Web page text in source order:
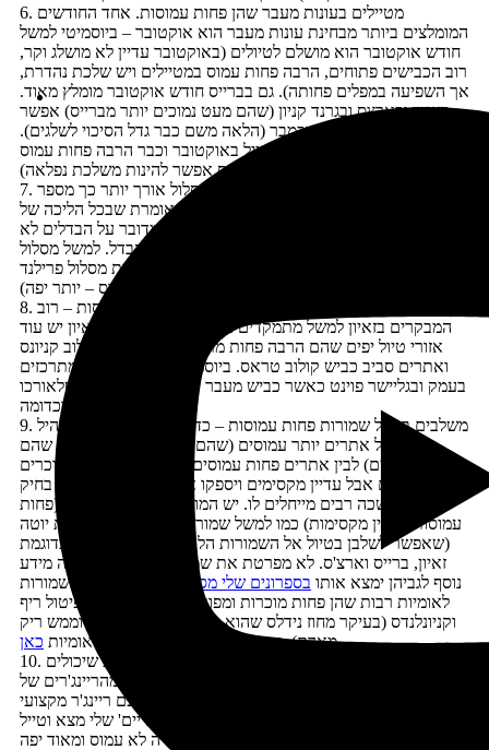
6. מטיילים בעונות מעבר שהן פחות עמוסות. אחד החודשים
המומלצים ביותר מבחינת עונות מעבר הוא אוקטובר – ביוסמיטי למשל
חודש אוקטובר הוא מושלם לטיולים (באוקטובר עדיין לא מושלג וקר,
רוב הכבישים פתוחים, הרבה פחות עמוס במטיילים ויש שלכת נהדרת,
אך השפיעה במפלים פחותה). גם בברייס חודש אוקטובר מומלץ מאוד.
בזאיון ובארצס ובגרנד קניון (שהם מעט נמוכים יותר מברייס) אפשר
אפילו לטייל בתחילת נובמבר (הלאה משם כבר גדל הסיכוי לשלגים).
גם באקדיה עדיין אפשר לטייל באוקטובר וכבר הרבה פחות עמוס
(פלוס כבונוס אפשר להינות משלכת נפלאה)
7. יוצאים למסלול ארוכים ברגל – כככל המסלול אורך יותר כך מספר
המטיילים שמטיילים בו מועט יותר. אני תמיד אומרת שבכל הליכה של
ק"מ משאירים 90% מהאנשים מאחור. לפעמים מדובר על הבדלים לא
גדולים באורך המסלול שיכולים לעשות את כל ההבדל. למשל מסלול
נוואחו-קווינס גרדן בברייס שהוא עמוס מאוד לעומת מסלול פרילנד
שהוא כמעט ריק מאדם (וגם כבונוס – יותר יפה)
8. מבקרים באזורים הפחות מתויירים של השמורות העמוסות – רוב
המבקרים בזאיון למשל מתמקדים בקניון של זאיון אבל לזאיון יש עוד
אזורי טיול יפים שהם הרבה פחות מתוירים כמו למשל קולוב קניונס
ואתרים סביב כביש קולוב טראס. ביוסמיטי רוב המטיילים מתרכזים
בעמק ובגליישר פוינט כאשר כביש מעבר טיוגה ואתרי הטיול שלאורכו
הרבה פחות עמוסים וכדומה
9. משלבים בטיול שמורות פחות עמוסות – כדי שבכל זאת יהיה תמהיל
נכון של אתרים יותר עמוסים (שהם חובה מבחינת הנופים שהם
מציעים) לבין אתרים פחות עמוסים, שהם אמנם פחות מוכרים
ואייקונים אבל עדיין מקסימים ויספקו את החוייה של השקט בחיק
הטבע שכה רבים מייחלים לו. יש המון שמורות מהסוג הזה (פחות
עמוסות ועדיין מקסימות) כמו למשל שמורות המדינה של שמורת יוטה
(שאפשר לשלבן בטיול אל השמורות הלאומיות המפורסמות כדוגמת
זאיון, ברייס וארצ'ס. לא מפרטת את שמותיהן כאן. מי שרוצה מידע
נוסף לגביהן ימצא אותו בספרונים שלי מסדרת זום אין
) ) וכמו שמורות
לאומיות רבות שהן פחות מוכרות ומפורסמות כמו למשל קפיטול ריף
וקניונלנדס (בעיקר מחוז נידלס שהוא נגיש בקלות ויהפהפה וממש ריק
מאדם). ראו מידע על כל השמורות הלאומיות כאן
10. עושים מחקר מעמיק בנוגע למסלולים בפאתי השמורות שיכולים
להוות אופציה לא רעה (לעתים ניתן גם לבקש מידע מהריינג'רים של
השמורות – רלוונטי רק אם זכיתם להתייעץ עם ריינג'ר מקצועי
שבאמת מכיר). למשל אחד הלקוחות היותר 'יסודיים' שלי מצא וטייל
סמוך לזאיון שלדבריו היה לא עמוס ומאוד יפה